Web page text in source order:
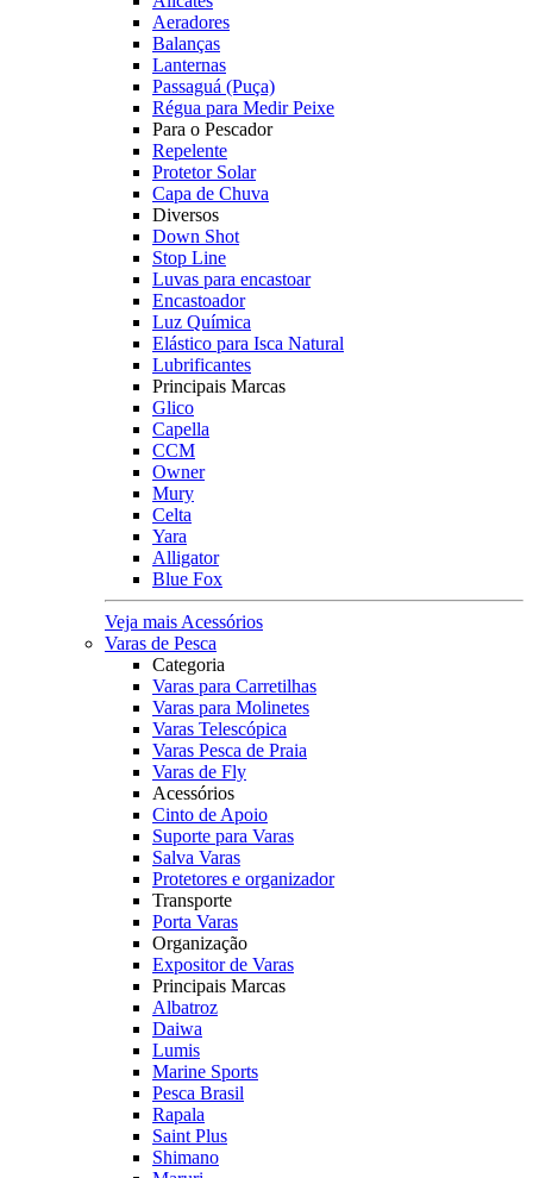
Aeradores
Balanças
Lanternas
Passaguá (Puça)
Régua para Medir Peixe
Para o Pescador
Repelente
Protetor Solar
Capa de Chuva
Diversos
Down Shot
Stop Line
Luvas para encastoar
Encastoador
Luz Química
Elástico para Isca Natural
Lubrificantes
Principais Marcas
Glico
Capella
CCM
Owner
Mury
Celta
Yara
Alligator
Blue Fox
Veja mais Acessórios
Varas de Pesca
Categoria
Varas para Carretilhas
Varas para Molinetes
Varas Telescópica
Varas Pesca de Praia
Varas de Fly
Acessórios
Cinto de Apoio
Suporte para Varas
Salva Varas
Protetores e organizador
Transporte
Porta Varas
Organização
Expositor de Varas
Principais Marcas
Albatroz
Daiwa
Lumis
Marine Sports
Pesca Brasil
Rapala
Saint Plus
Shimano